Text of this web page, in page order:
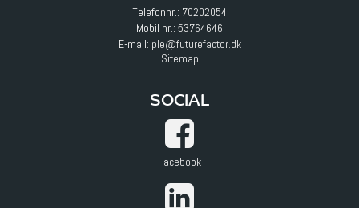
Telefonnr.: 70202054
Mobil nr.: 53764646
E-mail: ple@futurefactor.dk
Sitemap
SOCIAL
Facebook